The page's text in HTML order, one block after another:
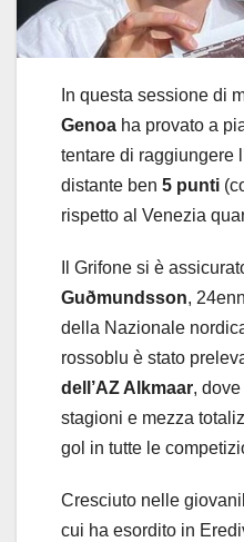
In questa sessione di
Genoa ha provato a
tentare di raggiungere
distante ben 5 punti
rispetto al Venezia
Il Grifone si è
Guðmundsson,
della Nazionale
rossoblu è stato
dell’AZ Alkmaar,
stagioni e mezza
gol in tutte le
Cresciuto nelle
cui ha esordito in